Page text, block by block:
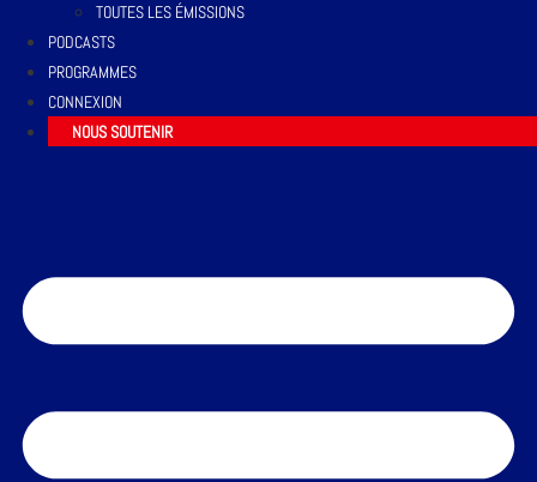
TOUTES LES ÉMISSIONS
PODCASTS
PROGRAMMES
CONNEXION
NOUS SOUTENIR